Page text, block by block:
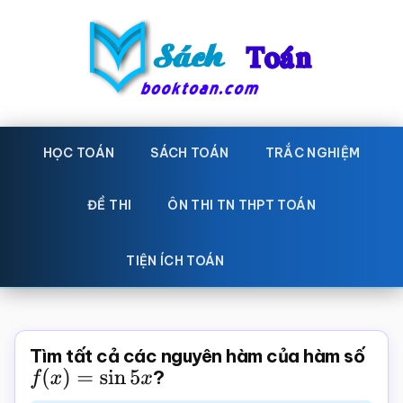
Sách
Toán
toán
Học
toán,
giáo
Toán,
trắc
HỌC TOÁN SÁCH TOÁN TRẮC NGHIỆM
ĐỀ THI ÔN THI TN THPT TOÁN
TIỆN ÍCH TOÁN
Tìm tất cả các nguyên hàm của hàm số
f(x)= sin 5x ?